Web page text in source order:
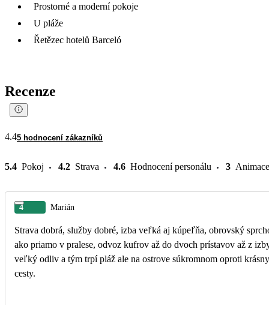
Prostorné a moderní pokoje
U pláže
Řetězec hotelů Barceló
Recenze
4.45 hodnocení zákazníků
5.4 Pokoj 4.2 Strava 4.6 Hodnocení personálu 3 Animace
4 Marián
Strava dobrá, služby dobré, izba veľká aj kúpeľňa, obrovský
ako priamo v pralese, odvoz kufrov až do dvoch prístavov až z
veľký odliv a tým trpí pláž ale na ostrove súkromnom oproti
cesty.